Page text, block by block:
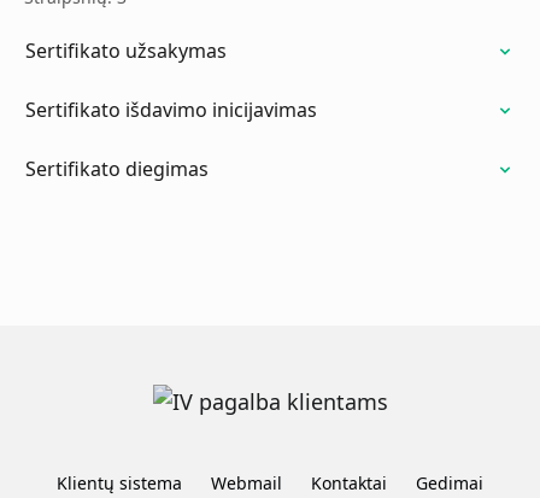
Sertifikato užsakymas
Sertifikato išdavimo inicijavimas
Sertifikato diegimas
Klientų sistema Webmail Kontaktai Gedimai